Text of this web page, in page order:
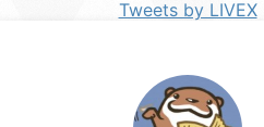
Tweets by LIVEX